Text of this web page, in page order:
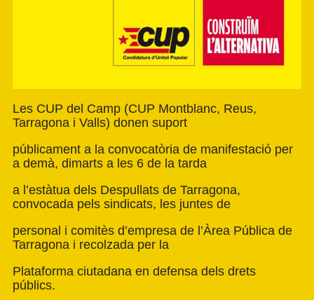
Les CUP del Camp (CUP Montblanc, Reus,
Tarragona i Valls) donen suport
públicament a la convocatòria de manifestació per
a demà, dimarts a les 6 de la tarda
a l’estàtua dels Despullats de Tarragona,
convocada pels sindicats, les juntes de
personal i comitès d’empresa de l’Àrea Pública de
Tarragona i recolzada per la
Plataforma ciutadana en defensa dels drets
públics.